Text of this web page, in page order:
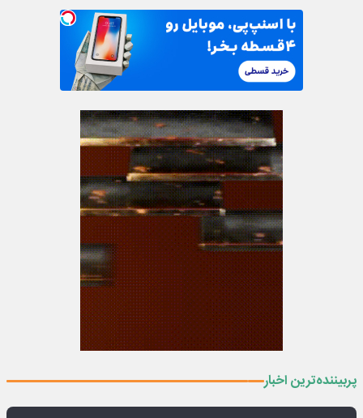
پربیننده‌ترین اخبار